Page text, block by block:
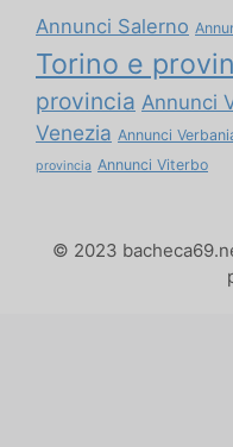
Annunci Salerno
Torino e
provincia Annunci
Venezia Annunci
provincia Annunci Viterbo
© 2023